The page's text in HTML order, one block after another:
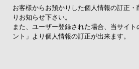
お客様からお預かりした個人情報の訂正・
りお知らせ下さい。
また、ユーザー登録された場合、当サイ
ント」より個人情報の訂正が出来ます。